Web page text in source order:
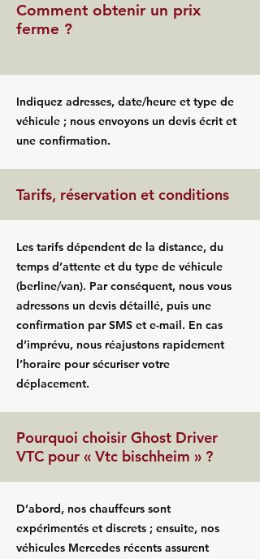
Comment obtenir un prix
ferme ?
Indiquez adresses, date/heure et type de
véhicule ; nous envoyons un devis écrit et
une confirmation.
Tarifs, réservation et conditions
Les tarifs dépendent de la distance, du
temps d’attente et du type de véhicule
(berline/van). Par conséquent, nous vous
adressons un devis détaillé, puis une
confirmation par SMS et e-mail. En cas
d’imprévu, nous réajustons rapidement
l’horaire pour sécuriser votre
déplacement.
Pourquoi choisir Ghost Driver
VTC pour « Vtc bischheim » ?
D’abord, nos chauffeurs sont
expérimentés et discrets ; ensuite, nos
véhicules Mercedes récents assurent